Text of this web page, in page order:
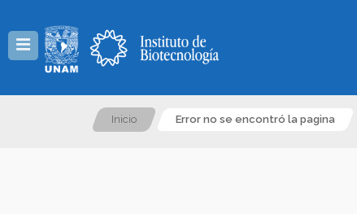
Inicio Error no se encontró la pagina